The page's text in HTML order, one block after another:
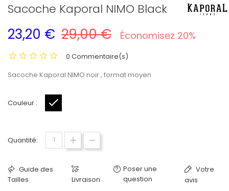
Sacoche Kaporal NIMO Black
23,20 € 29,00 € Économisez 20%
0 Commentaire(s)
Sacoche Kaporal NIMO noir , format moyen
Couleur :
Quantité:
Guide des
Tailles
Livraison
Poser une
question
Votre
avis